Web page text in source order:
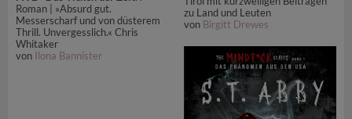
Roman | »Absurd gut.
Messerscharf und von düsterem
Thrill. Unvergesslich.« Chris
Whitaker
von Ilona Bannister
zu Land und Leuten
von Birgitt Drewes